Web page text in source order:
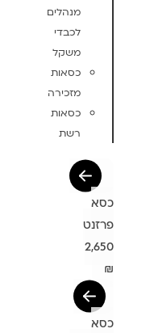
מנהלים
לכבדי
משקל
כסאות
מזכירה
כסאות
רשת
כסא
פרזנט
2,650
₪
כסא